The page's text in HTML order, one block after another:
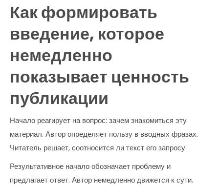
Как формировать
введение, которое
немедленно
показывает ценность
публикации
Начало реагирует на вопрос: зачем знакомиться эту
материал. Автор определяет пользу в вводных фразах.
Читатель решает, соотносится ли текст его запросу.
Результативное начало обозначает проблему и
предлагает ответ. Автор немедленно движется к сути.